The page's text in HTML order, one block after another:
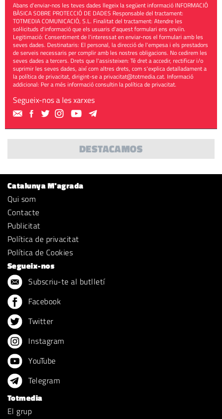
Abans d'enviar-nos les teves dades llegeix la següent informació INFORMACIÓ
BÀSICA SOBRE PROTECCIÓ DE DADES Responsable del tractament:
TOTMEDIA COMUNICACIÓ, S.L. Finalitat del tractament: Atendre les
sol·licituds d'informació que els usuaris d'aquest formulari ens enviïn.
Legitimació: Consentiment de l'interessat en enviar-nos el formulari amb les
seves dades. Destinataris: El personal, la direcció de l'empesa i els prestadors
de serveis necessaris per complir amb les nostres obligacions. No cedirem les
seves dades a tercers. Drets que l'assisteixen: Té dret a accedir, rectificar i/o
suprimir les seves dades, així com altres drets, com s'explica detalladament a
la política de privacitat, dirigint-se aprivacitat@totmedia.cat. Informació
addicional: Per a més informació consultin lapolítica de privacitat.
Segueix-nos a les xarxes
DESTACAMOS
Catalunya M'agrada
Qui som
Contacte
Publicitat
Política de privacitat
Política de Cookies
Segueix-nos
Subscriu-te al butlletí
Facebook
Twitter
Instagram
YouTube
Telegram
Totmedia
El grup